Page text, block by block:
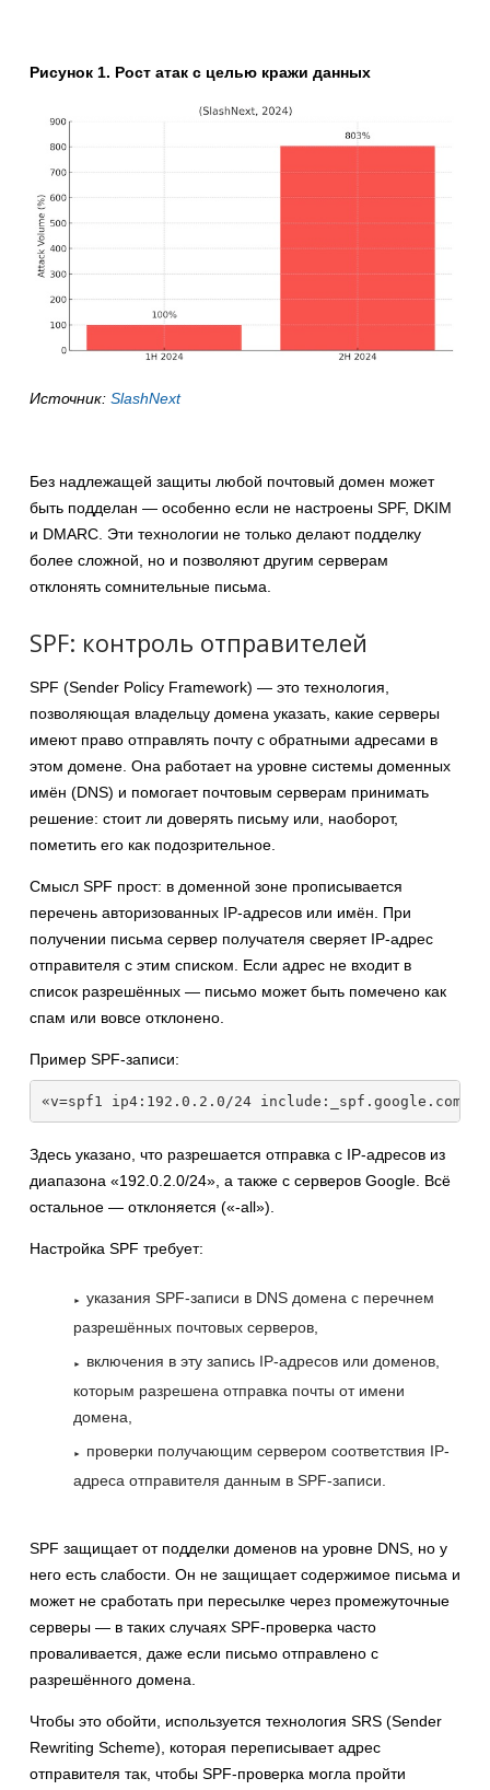
Рисунок 1. Рост атак с целью кражи данных
Источник: SlashNext
Без надлежащей защиты любой почтовый домен может
быть подделан — особенно если не настроены SPF, DKIM
и DMARC. Эти технологии не только делают подделку
более сложной, но и позволяют другим серверам
отклонять сомнительные письма.
SPF: контроль отправителей
SPF (Sender Policy Framework) — это технология,
позволяющая владельцу домена указать, какие серверы
имеют право отправлять почту с обратными адресами в
этом домене. Она работает на уровне системы доменных
имён (DNS) и помогает почтовым серверам принимать
решение: стоит ли доверять письму или, наоборот,
пометить его как подозрительное.
Смысл SPF прост: в доменной зоне прописывается
перечень авторизованных IP-адресов или имён. При
получении письма сервер получателя сверяет IP-адрес
отправителя с этим списком. Если адрес не входит в
список разрешённых — письмо может быть помечено как
спам или вовсе отклонено.
Пример SPF-записи:
«v=spf1 ip4:192.0.2.0/24 include:_spf.google.com -
Здесь указано, что разрешается отправка с IP-адресов из
диапазона «192.0.2.0/24», а также с серверов Google. Всё
остальное — отклоняется («-all»).
Настройка SPF требует:
указания SPF-записи в DNS домена с перечнем
разрешённых почтовых серверов,
включения в эту запись IP-адресов или доменов,
которым разрешена отправка почты от имени
домена,
проверки получающим сервером соответствия IP-
адреса отправителя данным в SPF-записи.
SPF защищает от подделки доменов на уровне DNS, но у
него есть слабости. Он не защищает содержимое письма и
может не сработать при пересылке через промежуточные
серверы — в таких случаях SPF-проверка часто
проваливается, даже если письмо отправлено с
разрешённого домена.
Чтобы это обойти, используется технология SRS (Sender
Rewriting Scheme), которая переписывает адрес
отправителя так, чтобы SPF-проверка могла пройти